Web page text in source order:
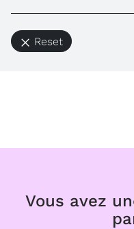
Reset
Vous avez